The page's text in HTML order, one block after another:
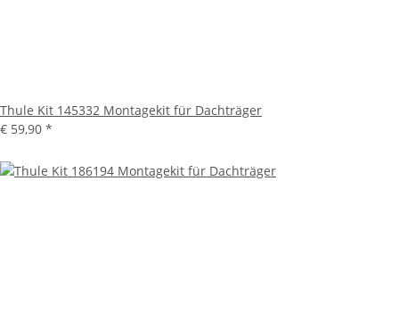
Thule Kit 145332 Montagekit für Dachträger
€ 59,90 *